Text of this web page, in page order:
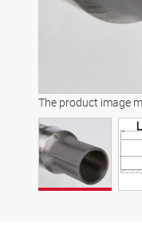
The product image